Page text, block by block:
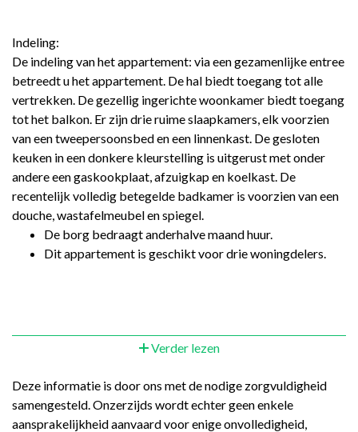
Indeling:
De indeling van het appartement: via een gezamenlijke entree
betreedt u het appartement. De hal biedt toegang tot alle
vertrekken. De gezellig ingerichte woonkamer biedt toegang
tot het balkon. Er zijn drie ruime slaapkamers, elk voorzien
van een tweepersoonsbed en een linnenkast. De gesloten
keuken in een donkere kleurstelling is uitgerust met onder
andere een gaskookplaat, afzuigkap en koelkast. De
recentelijk volledig betegelde badkamer is voorzien van een
douche, wastafelmeubel en spiegel.
De borg bedraagt anderhalve maand huur.
Dit appartement is geschikt voor drie woningdelers.
Verder lezen
Deze informatie is door ons met de nodige zorgvuldigheid
samengesteld. Onzerzijds wordt echter geen enkele
aansprakelijkheid aanvaard voor enige onvolledigheid,